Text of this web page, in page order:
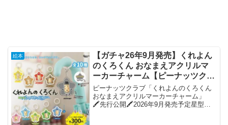
絵本
【ガチャ26年9月発売】くれよん
のくろくん おなまえアクリルマ
ーカーチャーム【ピーナッツクラ
ブ】
ピーナッツクラブ「くれよんのくろくん
おなまえアクリルマーカーチャーム」
🖍️先行公開🖍️2026年9月発売予定星型チ